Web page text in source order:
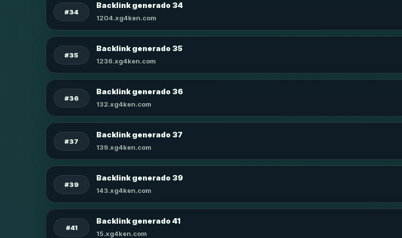
#34
Backlink generado 34
1204.xg4ken.com
#35
Backlink generado 35
1236.xg4ken.com
#36
Backlink generado 36
132.xg4ken.com
#37
Backlink generado 37
139.xg4ken.com
#39
Backlink generado 39
143.xg4ken.com
#41
Backlink generado 41
15.xg4ken.com